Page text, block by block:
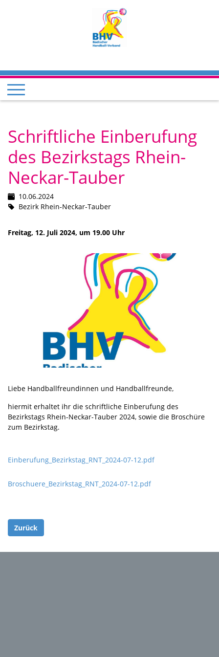
Schriftliche Einberufung
des Bezirkstags Rhein-
Neckar-Tauber
10.06.2024
Bezirk Rhein-Neckar-Tauber
Freitag, 12. Juli 2024, um 19.00 Uhr
Liebe Handballfreundinnen und Handballfreunde,
hiermit erhaltet ihr die schriftliche Einberufung des
Bezirkstags Rhein-Neckar-Tauber 2024, sowie die Broschüre
zum Bezirkstag.
Einberufung_Bezirkstag_RNT_2024-07-12.pdf
Broschuere_Bezirkstag_RNT_2024-07-12.pdf
Zurück